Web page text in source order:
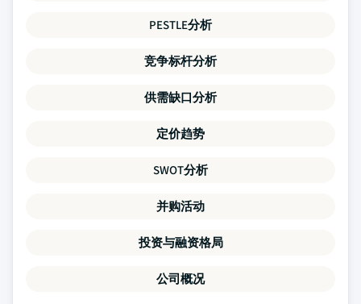
PESTLE分析
竞争标杆分析
供需缺口分析
定价趋势
SWOT分析
并购活动
投资与融资格局
公司概况